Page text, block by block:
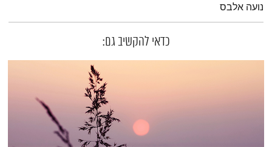
נועה אלבס
כדאי להקשיב גם: